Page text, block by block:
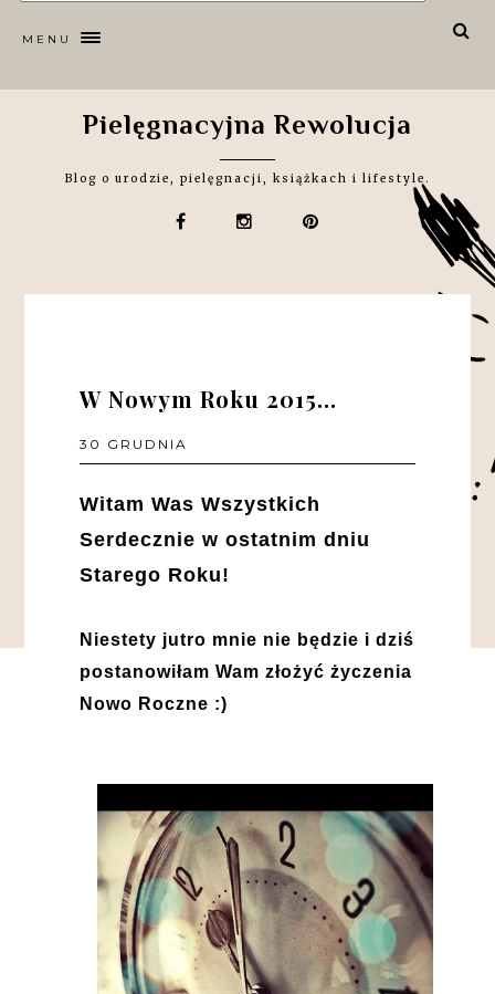
MENU
Pielęgnacyjna Rewolucja
Blog o urodzie, pielęgnacji, książkach i lifestyle.
W Nowym Roku 2015...
30 GRUDNIA
Witam Was Wszystkich
Serdecznie w ostatnim dniu
Starego Roku!
Niestety jutro mnie nie będzie i dziś
postanowiłam Wam złożyć życzenia
Nowo Roczne :)